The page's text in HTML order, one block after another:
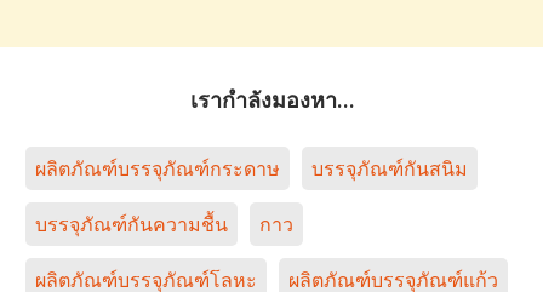
เรากำลังมองหา…
ผลิตภัณฑ์บรรจุภัณฑ์กระดาษ บรรจุภัณฑ์กันสนิม
บรรจุภัณฑ์กันความชื้น กาว
ผลิตภัณฑ์บรรจุภัณฑ์โลหะ ผลิตภัณฑ์บรรจุภัณฑ์แก้ว